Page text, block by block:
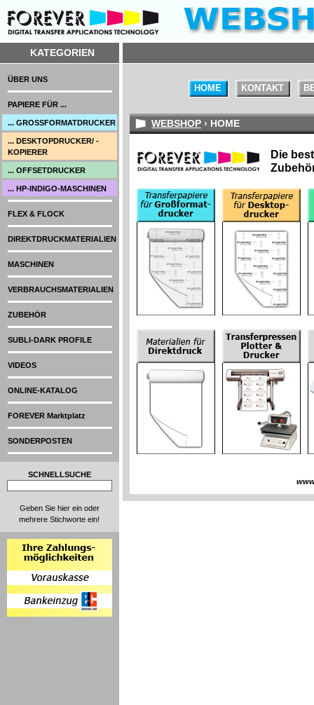
KATEGORIEN
SCHNELLSUCHE
Geben Sie hier ein oder
mehrere Stichworte ein!
HOME KONTAKT
WEBSHOP › HOME
Die
ÜBER UNS
PAPIERE FÜR ...
... GROSSFORMATDRUCKER
... DESKTOPDRUCKER/ -
KOPIERER
... OFFSETDRUCKER
... HP-INDIGO-MASCHINEN
FLEX & FLOCK
DIREKTDRUCKMATERIALIEN
MASCHINEN
VERBRAUCHSMATERIALIEN
ZUBEHÖR
SUBLI-DARK PROFILE
VIDEOS
ONLINE-KATALOG
FOREVER Marktplatz
SONDERPOSTEN